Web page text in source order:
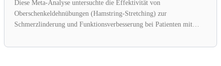
Diese Meta-Analyse untersuchte die Effektivität von
Oberschenkeldehnübungen (Hamstring-Stretching) zur
Schmerzlinderung und Funktionsverbesserung bei Patienten mit